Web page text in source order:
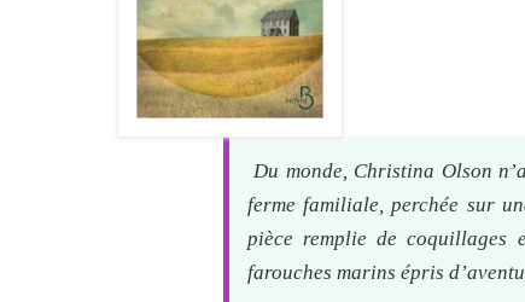
Du monde, Christina Olson
ferme familiale, perchée sur
pièce remplie de coquillages
farouches marins épris